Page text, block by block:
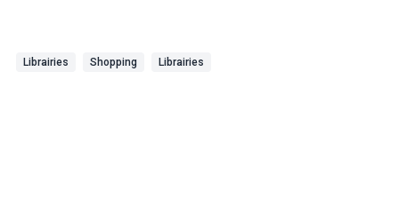
Librairies Shopping Librairies